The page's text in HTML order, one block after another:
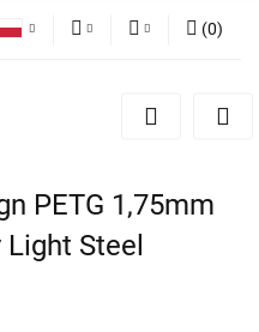
Zarejestruj się
(0)
PETG 1,75mm
Steel